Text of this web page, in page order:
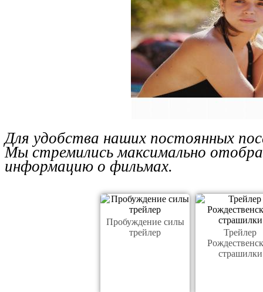
Для удобства наших постоянных
Мы стремились максимально
информацию о фильмах.
Пробуждение силы
трейлер
Трейлер
страшилки